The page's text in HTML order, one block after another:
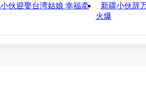
伙迎娶台湾姑娘 幸福牵
新疆小伙辞
火爆